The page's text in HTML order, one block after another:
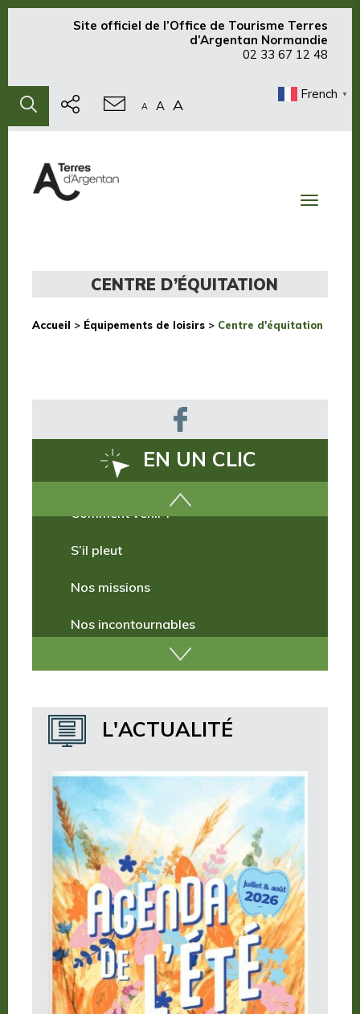
Site officiel de l’Office de Tourisme Terres
d’Argentan Normandie
02 33 67 12 48
A A A
French ▼
Toggle
CENTRE D’ÉQUITATION
Accueil > Équipements de loisirs > Centre d'équitation
EN UN CLIC
Nos incontournables
Où dormir ?
L'ACTUALITÉ